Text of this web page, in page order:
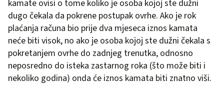
kamate ovisi o tome koliko je osoba kojoj ste dužni
dugo čekala da pokrene postupak ovrhe. Ako je rok
plaćanja računa bio prije dva mjeseca iznos kamata
neće biti visok, no ako je osoba kojoj ste dužni čekala s
pokretanjem ovrhe do zadnjeg trenutka, odnosno
neposredno do isteka zastarnog roka (što može biti i
nekoliko godina) onda će iznos kamata biti znatno viši.